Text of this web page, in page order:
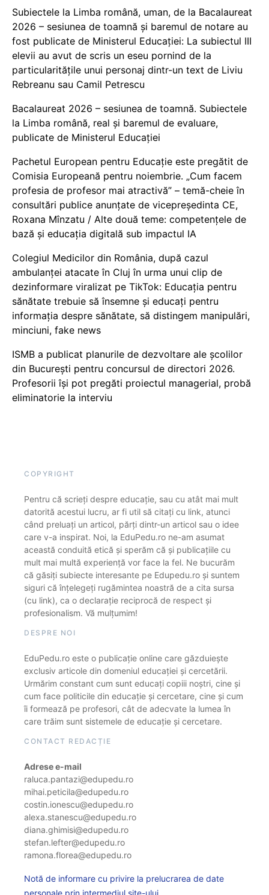
Subiectele la Limba română, uman, de la Bacalaureat
2026 – sesiunea de toamnă și baremul de notare au
fost publicate de Ministerul Educației: La subiectul III
elevii au avut de scris un eseu pornind de la
particularitățile unui personaj dintr-un text de Liviu
Rebreanu sau Camil Petrescu
Bacalaureat 2026 – sesiunea de toamnă. Subiectele
la Limba română, real și baremul de evaluare,
publicate de Ministerul Educației
Pachetul European pentru Educație este pregătit de
Comisia Europeană pentru noiembrie. „Cum facem
profesia de profesor mai atractivă” – temă-cheie în
consultări publice anunțate de vicepreședinta CE,
Roxana Mînzatu / Alte două teme: competențele de
bază și educația digitală sub impactul IA
Colegiul Medicilor din România, după cazul
ambulanței atacate în Cluj în urma unui clip de
dezinformare viralizat pe TikTok: Educația pentru
sănătate trebuie să însemne și educați pentru
informația despre sănătate, să distingem manipulări,
minciuni, fake news
ISMB a publicat planurile de dezvoltare ale școlilor
din București pentru concursul de directori 2026.
Profesorii își pot pregăti proiectul managerial, probă
eliminatorie la interviu
COPYRIGHT
Pentru că scrieți despre educație, sau cu atât mai mult
datorită acestui lucru, ar fi util să citați cu link, atunci
când preluați un articol, părți dintr-un articol sau o idee
care v-a inspirat. Noi, la EduPedu.ro ne-am asumat
această conduită etică și sperăm că și publicațiile cu
mult mai multă experiență vor face la fel. Ne bucurăm
că găsiți subiecte interesante pe Edupedu.ro și suntem
siguri că înțelegeți rugămintea noastră de a cita sursa
(cu link), ca o declarație reciprocă de respect și
profesionalism. Vă mulțumim!
DESPRE NOI
EduPedu.ro este o publicație online care găzduiește
exclusiv articole din domeniul educației și cercetării.
Urmărim constant cum sunt educați copiii noștri, cine și
cum face politicile din educație și cercetare, cine și cum
îi formează pe profesori, cât de adecvate la lumea în
care trăim sunt sistemele de educație și cercetare.
CONTACT REDACȚIE
Adrese e-mail
raluca.pantazi@edupedu.ro
mihai.peticila@edupedu.ro
costin.ionescu@edupedu.ro
alexa.stanescu@edupedu.ro
diana.ghimisi@edupedu.ro
stefan.lefter@edupedu.ro
ramona.florea@edupedu.ro
Notă de informare cu privire la prelucrarea de date